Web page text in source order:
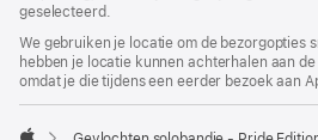
geselecteerd.
We gebruiken je locatie om de bezorgopties
hebben je locatie kunnen achterhalen aan
omdat je die tijdens een eerder bezoek aan